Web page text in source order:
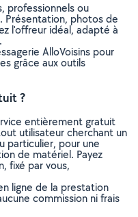
professionnels ou
Présentation, photos de
l'offreur idéal, adapté à
AlloVoisins pour
grâce aux outils
?
entièrement gratuit
utilisateur cherchant un
particulier, pour une
de matériel. Payez
fixé par vous,
ligne de la prestation
commission ni frais